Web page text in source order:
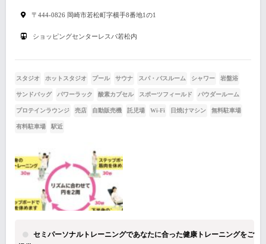
〒444-0826 岡崎市若松町字横手8番地1の1
ショッピングセンターレスパ若松内
スタジオ ホットスタジオ プール サウナ スパ・バスルーム シャワー 岩盤浴
サンドバッグ パワーラック 酸素カプセル スポーツフィールド パウダールーム
プロテインラウンジ 売店 自動販売機 託児場 Wi-Fi 日焼けマシン 無料駐車場
有料駐車場 駅近
セミパーソナルトレーニングであなたに合った健康トレーニングをご